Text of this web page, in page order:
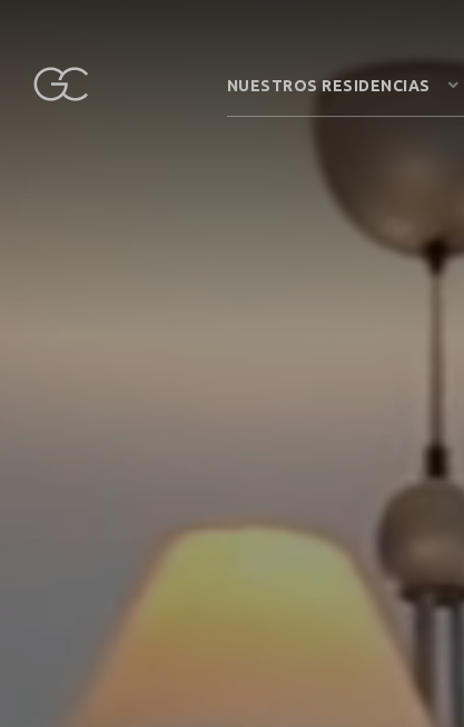
NUESTROS RESIDENCIAS